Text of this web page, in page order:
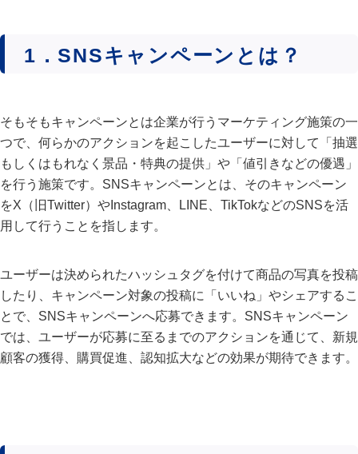
1．SNSキャンペーンとは？
そもそもキャンペーンとは企業が行うマーケティング施策の一
つで、何らかのアクションを起こしたユーザーに対して「抽選
もしくはもれなく景品・特典の提供」や「値引きなどの優遇」
を行う施策です。SNSキャンペーンとは、そのキャンペーン
をX（旧Twitter）やInstagram、LINE、TikTokなどのSNSを活
用して行うことを指します。
ユーザーは決められたハッシュタグを付けて商品の写真を投稿
したり、キャンペーン対象の投稿に「いいね」やシェアするこ
とで、SNSキャンペーンへ応募できます。SNSキャンペーン
では、ユーザーが応募に至るまでのアクションを通じて、新規
顧客の獲得、購買促進、認知拡大などの効果が期待できます。